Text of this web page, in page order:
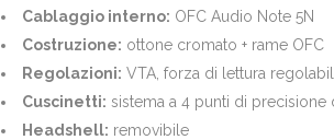
Cablaggio interno: OFC Audio Note 5N
Costruzione: ottone cromato + rame OFC
Regolazioni: VTA, forza di lettura
Cuscinetti: sistema a 4 punti di precisione
Headshell: removibile